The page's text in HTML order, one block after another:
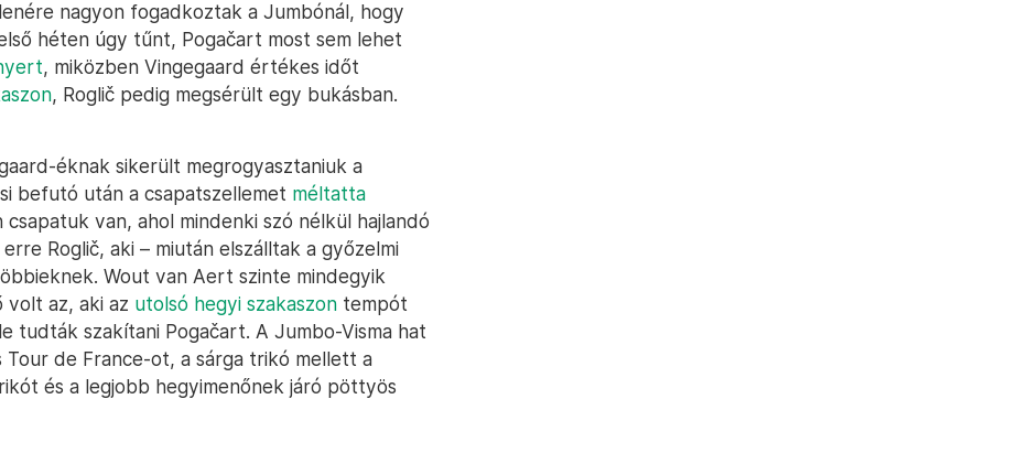
nagyon fogadkoztak a Jumbónál, hogy
héten úgy tűnt, Pogačart most sem lehet
, miközben Vingegaard értékes időt
, Roglič pedig megsérült egy bukásban.
éknak sikerült megrogyasztaniuk a
befutó után a csapatszellemet méltatta
van, ahol mindenki szó nélkül hajlandó
Roglič, aki – miután elszálltak a győzelmi
Wout van Aert szinte mindegyik
volt az, aki az utolsó hegyi szakaszon tempót
tudták szakítani Pogačart. A Jumbo-Visma hat
de France-ot, a sárga trikó mellett a
és a legjobb hegyimenőnek járó pöttyös